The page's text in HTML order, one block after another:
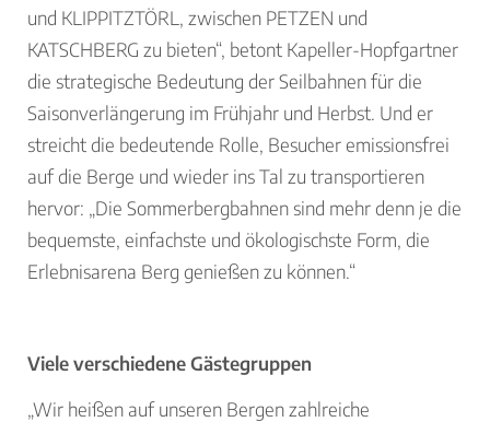
und KLIPPITZTÖRL, zwischen PETZEN und
KATSCHBERG zu bieten“, betont Kapeller-Hopfgartner
die strategische Bedeutung der Seilbahnen für die
Saisonverlängerung im Frühjahr und Herbst. Und er
streicht die bedeutende Rolle, Besucher emissionsfrei
auf die Berge und wieder ins Tal zu transportieren
hervor: „Die Sommerbergbahnen sind mehr denn je die
bequemste, einfachste und ökologischste Form, die
Erlebnisarena Berg genießen zu können.“
Viele verschiedene Gästegruppen
„Wir heißen auf unseren Bergen zahlreiche